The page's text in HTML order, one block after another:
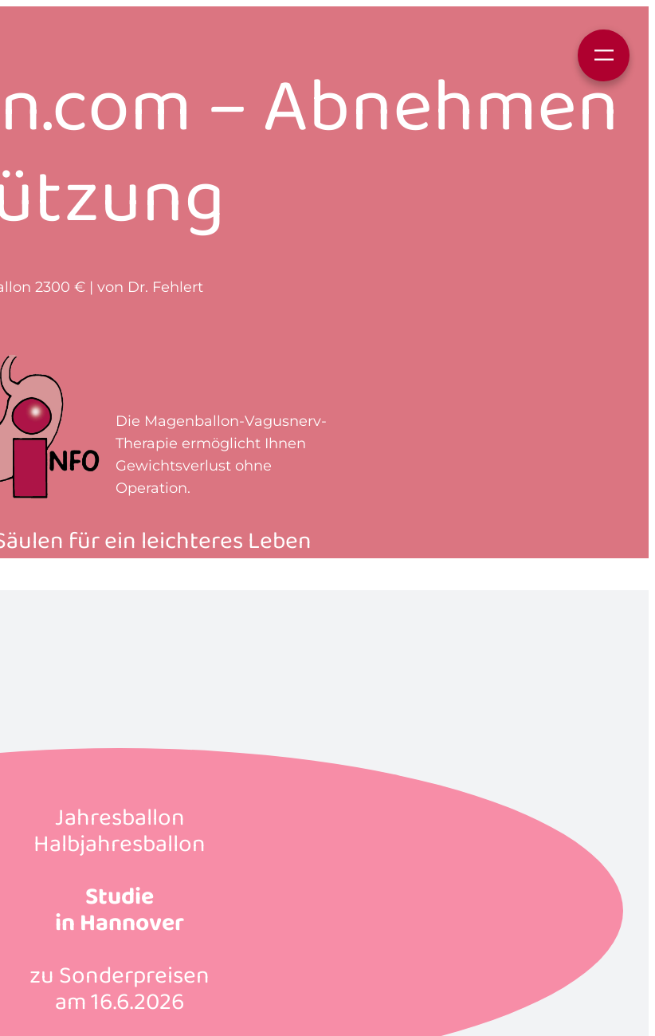
–Abnehmen
2300 € | von Dr. Fehlert
Die Magenballon-Vagusnerv-
Therapie ermöglicht Ihnen
Gewichtsverlust ohne
Operation.
für ein leichteres Leben
Jahresballon
Halbjahresballon
Studie
in Hannover
zu Sonderpreisen
am 16.6.2026